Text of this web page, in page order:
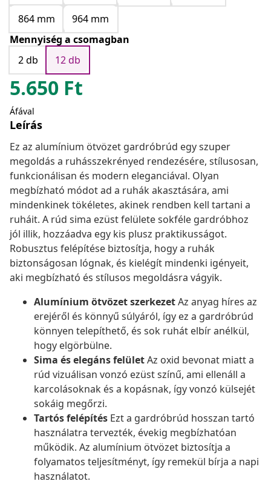
864 mm
964 mm
Mennyiség a csomagban
2 db
12 db
5.650 Ft
Áfával
Leírás
Ez az alumínium ötvözet gardróbrúd egy szuper
megoldás a ruhásszekrényed rendezésére, stílusosan,
funkcionálisan és modern eleganciával. Olyan
megbízható módot ad a ruhák akasztására, ami
mindenkinek tökéletes, akinek rendben kell tartani a
ruháit. A rúd sima ezüst felülete sokféle gardróbhoz
jól illik, hozzáadva egy kis plusz praktikusságot.
Robusztus felépítése biztosítja, hogy a ruhák
biztonságosan lógnak, és kielégít mindenki igényeit,
aki megbízható és stílusos megoldásra vágyik.
Alumínium ötvözet szerkezetAz anyag híres az
erejéről és könnyű súlyáról, így ez a gardróbrúd
könnyen telepíthető, és sok ruhát elbír anélkül,
hogy elgörbülne.
Sima és elegáns felületAz oxid bevonat miatt a
rúd vizuálisan vonzó ezüst színű, ami ellenáll a
karcolásoknak és a kopásnak, így vonzó külsejét
sokáig megőrzi.
Tartós felépítés Ezt a gardróbrúd hosszan tartó
használatra tervezték, évekig megbízhatóan
működik. Az alumínium ötvözet biztosítja a
folyamatos teljesítményt, így remekül bírja a napi
használatot.